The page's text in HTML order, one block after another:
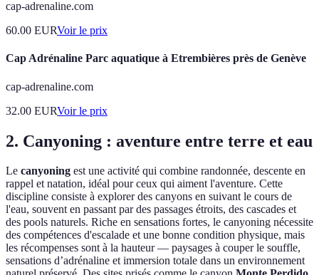
cap-adrenaline.com
60.00 EURVoir le prix
Cap Adrénaline Parc aquatique à Etrembières près de Genève
cap-adrenaline.com
32.00 EURVoir le prix
2. Canyoning : aventure entre terre et eau
Le canyoning est une activité qui combine randonnée, descente en
rappel et natation, idéal pour ceux qui aiment l'aventure. Cette
discipline consiste à explorer des canyons en suivant le cours de
l'eau, souvent en passant par des passages étroits, des cascades et
des pools naturels. Riche en sensations fortes, le canyoning nécessite
des compétences d'escalade et une bonne condition physique, mais
les récompenses sont à la hauteur — paysages à couper le souffle,
sensations d’adrénaline et immersion totale dans un environnement